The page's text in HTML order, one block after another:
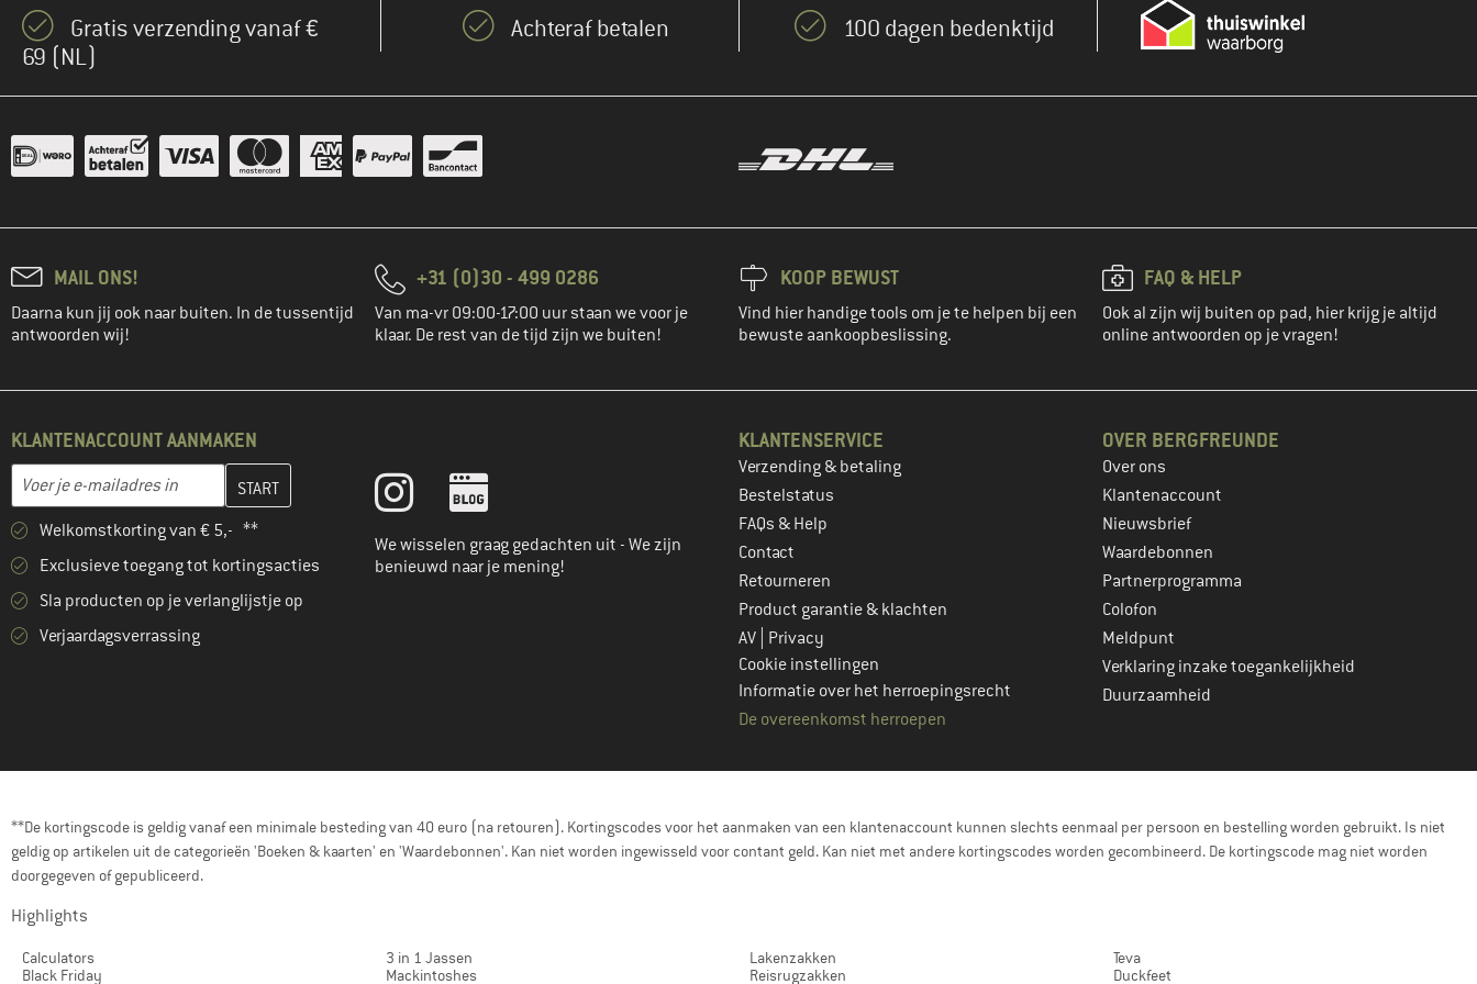
Brunner(62)
Cadac-Dometic (39)
Camelbak(50)
Carinthia
CEP (10)
CJH(3)
Coghlans(31)
Color Kids
Columbia (15)
Compressport(13)
Cotopaxi (42)
Cyclite(30)
disana(1)
Dometic (59)
Dopper (11)
Gratis verzending vanaf €
69 (NL)
Achteraf betalen 100 dagen bedenktijd
MAIL ONS!
Daarna kun jij ook naar buiten. In de tussentijd
antwoorden wij!
+31 (0)30 - 499 0286
Van ma-vr 09:00-17:00 uur staan we voor je
klaar. De rest van de tijd zijn we buiten!
KOOP BEWUST
Vind hier handige tools om je te helpen bij een
bewuste aankoopbeslissing.
FAQ & HELP
Ook al zijn wij buiten op pad, hier krijg je altijd
online antwoorden op je vragen!
KLANTENACCOUNT AANMAKEN
E-mailadres
Vul je e-mailadres hier in en maak in de volgende stap je klantenaccount aan
Welkomstkorting van € 5,- **
Exclusieve toegang tot kortingsacties
Sla producten op je verlanglijstje op
Verjaardagsverrassing
We wisselen graag gedachten uit - We zijn
benieuwd naar je mening!
KLANTENSERVICE
Verzending & betaling
Bestelstatus
FAQs & Help
Contact
Retourneren
Product garantie & klachten
AV Privacy
Cookie instellingen
Informatie over het herroepingsrecht
De overeenkomst herroepen
OVER BERGFREUNDE
Over ons
Klantenaccount
Nieuwsbrief
Waardebonnen
Partnerprogramma
Colofon
Meldpunt
Verklaring inzake toegankelijkheid
Duurzaamheid
**De kortingscode is geldig vanaf een minimale besteding van 40 euro (na retouren). Kortingscodes voor het aanmaken van een klantenaccount kunnen slechts eenmaal per persoon en bestelling worden gebruikt. Is niet
geldig op artikelen uit de categorieën 'Boeken & kaarten' en 'Waardebonnen'. Kan niet worden ingewisseld voor contant geld. Kan niet met andere kortingscodes worden gecombineerd. De kortingscode mag niet worden
doorgegeven of gepubliceerd.
Highlights
Calculators
Black Friday
3 in 1 Jassen
Mackintoshes
Lakenzakken
Reisrugzakken
Teva
Duckfeet